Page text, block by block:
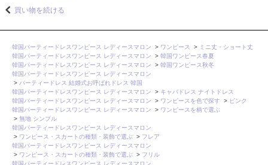
買い物を続ける
韓国パーティードレスワンピース レディースマロン > ワンピース > ミニ丈・ショート丈
韓国パーティードレスワンピース レディースマロン
> 韓国ワンピース春夏
韓国パーティードレスワンピース レディースマロン
> 韓国ワンピース秋冬
韓国パーティードレスワンピース レディースマロン
> パーティードレス 結婚式お呼ばれドレス 韓国
韓国パーティードレスワンピース レディースマロン
> キャバドレス ナイトドレス
韓国パーティードレスワンピース レディースマロン
> ワンピースを色で探す > ピンク
韓国パーティードレスワンピース レディースマロン
> ワンピースを柄で選ぶ
> 無地 シンプル
韓国パーティードレスワンピース レディースマロン
> ワンピース・スカートの種類・装飾で選ぶ > フレア
韓国パーティードレスワンピース レディースマロン
> ワンピース・スカートの種類・装飾で選ぶ > フリル